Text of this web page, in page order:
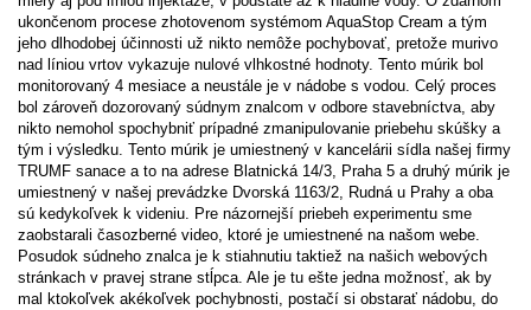
ukončenom procese zhotovenom systémom AquaStop Cream a tým
jeho dlhodobej účinnosti už nikto nemôže pochybovať, pretože murivo
nad líniou vrtov vykazuje nulové vlhkostné hodnoty. Tento múrik bol
monitorovaný 4 mesiace a neustále je v nádobe s vodou. Celý proces
bol zároveň dozorovaný súdnym znalcom v odbore stavebníctva, aby
nikto nemohol spochybniť prípadné zmanipulovanie priebehu skúšky a
tým i výsledku. Tento múrik je umiestnený v kancelárii sídla našej firmy
TRUMF sanace a to na adrese Blatnická 14/3, Praha 5 a druhý múrik je
umiestnený v našej prevádzke Dvorská 1163/2, Rudná u Prahy a oba
sú kedykoľvek k videniu. Pre názornejší priebeh experimentu sme
zaobstarali časozberné video, ktoré je umiestnené na našom webe.
Posudok súdneho znalca je k stiahnutiu taktiež na našich webových
stránkach v pravej strane stĺpca. Ale je tu ešte jedna možnosť, ak by
mal ktokoľvek akékoľvek pochybnosti, postačí si obstarať nádobu, do